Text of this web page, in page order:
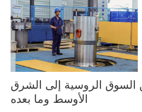
السوق الروسية إلى الشرق
الأوسط وما بعده